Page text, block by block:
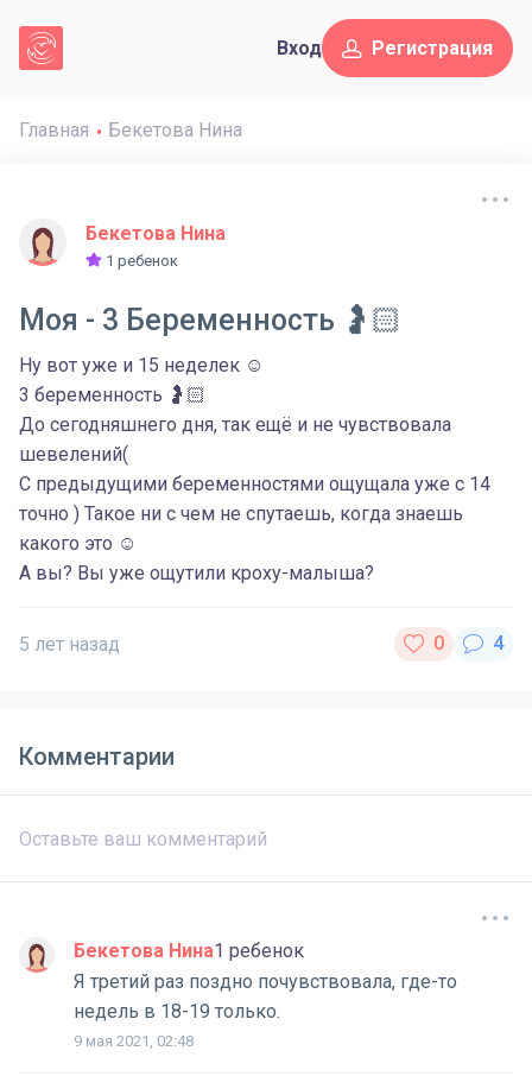
Вход Регистрация
Главная Бекетова Нина
Бекетова Нина
1 ребенок
Моя - 3 Беременность 🤰🏻
Ну вот уже и 15 неделек ☺️
3 беременность 🤰🏻
До сегодняшнего дня, так ещё и не чувствовала
шевелений(
С предыдущими беременностями ощущала уже с 14
точно ) Такое ни с чем не спутаешь, когда знаешь
какого это ☺️
А вы? Вы уже ощутили кроху-малыша?
5 лет назад
Комментарии
Бекетова Нина1 ребенок
Я третий раз поздно почувствовала, где-то
недель в 18-19 только.
9 мая 2021, 02:48